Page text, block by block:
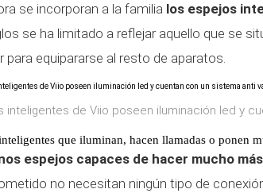
se incorporan a la familia los espejos
se ha limitado a reflejar aquello que se
para equipararse al resto de aparatos.
inteligentes de Viio poseen iluminación led y
que iluminan, hacen llamadas o ponen
espejos capaces de hacer mucho
no necesitan ningún tipo de